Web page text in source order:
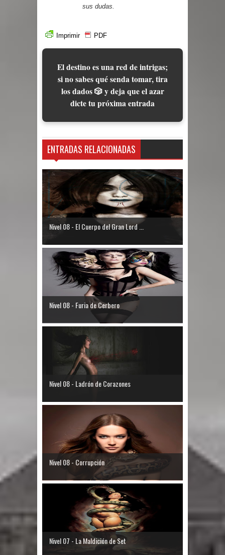
sus dudas.
Imprimir PDF
El destino es una red de intrigas;
si no sabes qué senda tomar, tira
los dados 🎲 y deja que el azar
dicte tu próxima entrada
ENTRADAS RELACIONADAS
Nivel 08 - El Cuerpo del Gran Lord ...
Nivel 08 - Furia de Cerbero
Nivel 08 - Ladrón de Corazones
Nivel 08 - Corrupción
Nivel 07 - La Maldición de Set